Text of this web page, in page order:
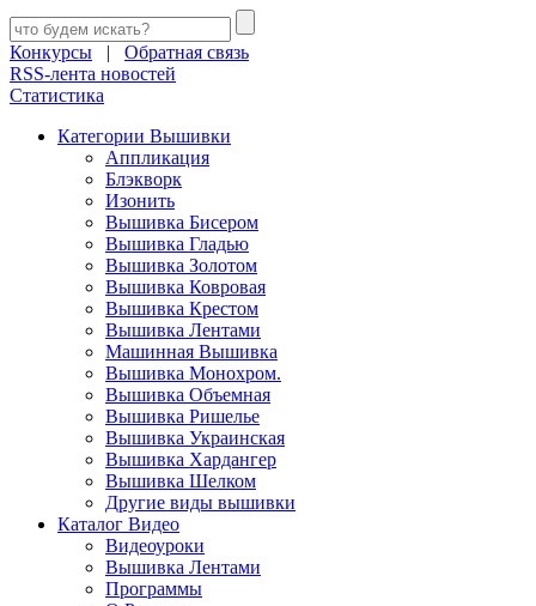
Конкурсы | Обратная связь
RSS-лента новостей
Статистика
Категории Вышивки
Аппликация
Блэкворк
Изонить
Вышивка Бисером
Вышивка Гладью
Вышивка Золотом
Вышивка Ковровая
Вышивка Крестом
Вышивка Лентами
Машинная Вышивка
Вышивка Монохром.
Вышивка Объемная
Вышивка Ришелье
Вышивка Украинская
Вышивка Хардангер
Вышивка Шелком
Другие виды вышивки
Каталог Видео
Видеоуроки
Вышивка Лентами
Программы